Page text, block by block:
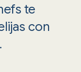
te
con